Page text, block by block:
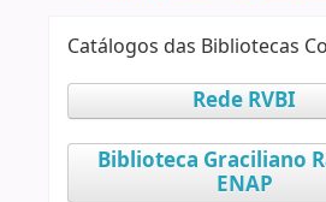
Catálogos das Bibliotecas
Rede RVBI
Biblioteca Graciliano
ENAP